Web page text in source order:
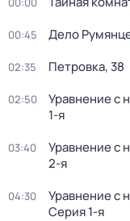
00:45 Дело
02:35 Петровка, 38
02:50 Уравнение с
1-я
03:40 Уравнение с
2-я
04:30 Уравнение с
Серия 1-я